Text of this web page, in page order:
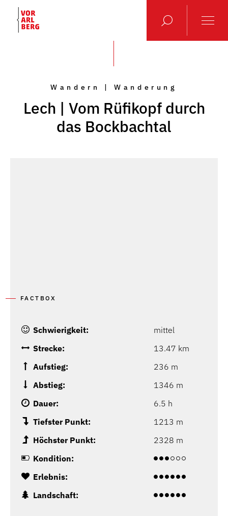
Wandern | Wanderung
Lech | Vom Rüfikopf durch
das Bockbachtal
FACTBOX
Schwierigkeit:
mittel
Strecke:
13.47 km
Aufstieg:
236 m
Abstieg:
1346 m
Dauer:
6.5 h
Tiefster Punkt:
1213 m
Höchster Punkt:
2328 m
Kondition:
Erlebnis:
Landschaft: